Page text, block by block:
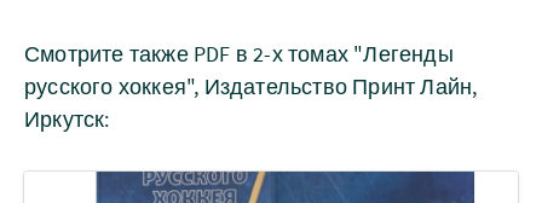
Смотрите также PDF в 2-х томах "Легенды
русского хоккея", Издательство Принт Лайн,
Иркутск: